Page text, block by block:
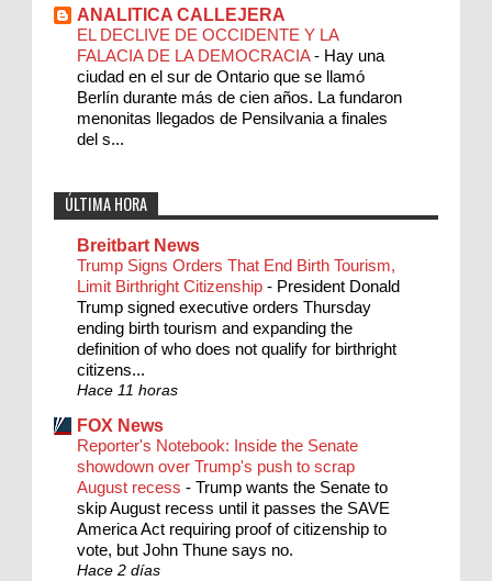
ANALITICA CALLEJERA
EL DECLIVE DE OCCIDENTE Y LA
FALACIA DE LA DEMOCRACIA- Hay una
ciudad en el sur de Ontario que se llamó
Berlín durante más de cien años. La fundaron
menonitas llegados de Pensilvania a finales
del s...
ÚLTIMA HORA
Breitbart News
Trump Signs Orders That End Birth Tourism,
Limit Birthright Citizenship - President Donald
Trump signed executive orders Thursday
ending birth tourism and expanding the
definition of who does not qualify for birthright
citizens...
Hace 11 horas
FOX News
Reporter's Notebook: Inside the Senate
showdown over Trump's push to scrap
August recess - Trump wants the Senate to
skip August recess until it passes the SAVE
America Act requiring proof of citizenship to
vote, but John Thune says no.
Hace 2 días